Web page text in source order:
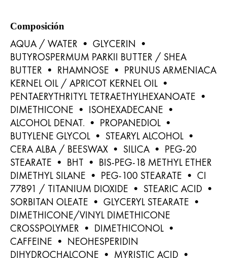
Composición
AQUA / WATER • GLYCERIN •
BUTYROSPERMUM PARKII BUTTER / SHEA
BUTTER • RHAMNOSE • PRUNUS ARMENIACA
KERNEL OIL / APRICOT KERNEL OIL •
PENTAERYTHRITYL TETRAETHYLHEXANOATE •
DIMETHICONE • ISOHEXADECANE •
ALCOHOL DENAT. • PROPANEDIOL •
BUTYLENE GLYCOL • STEARYL ALCOHOL •
CERA ALBA / BEESWAX • SILICA • PEG-20
STEARATE • BHT • BIS-PEG-18 METHYL ETHER
DIMETHYL SILANE • PEG-100 STEARATE • CI
77891 / TITANIUM DIOXIDE • STEARIC ACID •
SORBITAN OLEATE • GLYCERYL STEARATE •
DIMETHICONE/VINYL DIMETHICONE
CROSSPOLYMER • DIMETHICONOL •
CAFFEINE • NEOHESPERIDIN
DIHYDROCHALCONE • MYRISTIC ACID •